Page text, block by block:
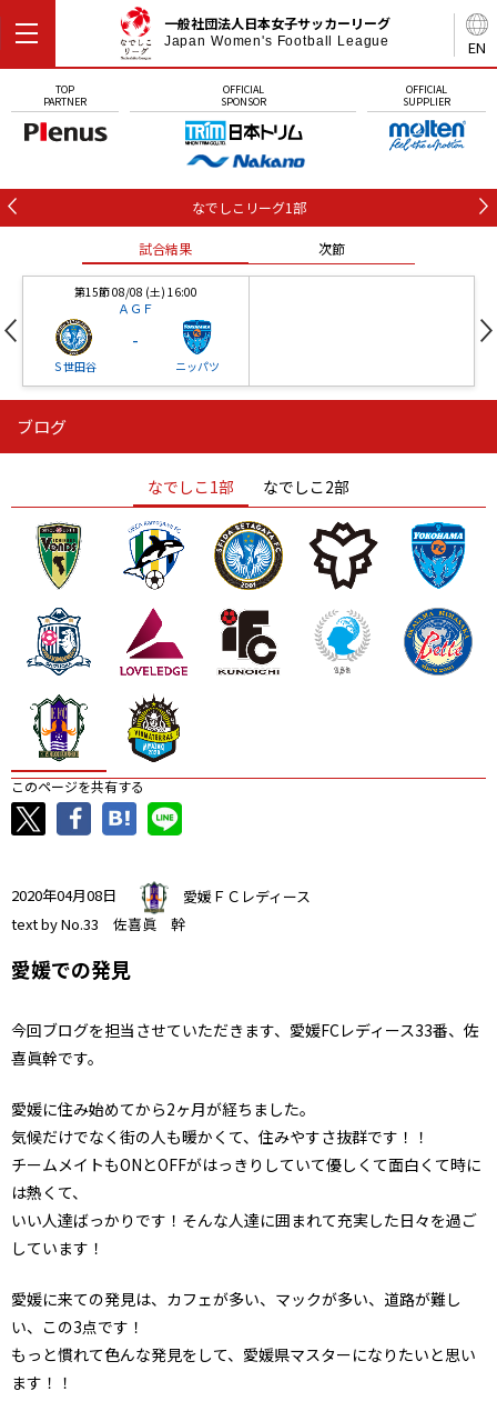
EN
一般社団法人日本女子サッカーリーグ
Japan Women's Football League
TOP
PARTNER
OFFICIAL
SPONSOR
OFFICIAL
SUPPLIER
なでしこリーグ1部
試合結果 次節
第15節 08/08 (土) 16:00
ＡＧＦ
Ｓ世田谷
-
ニッパツ
ニッパツ
ニッパツ 名古屋
石人の星
静岡 愛媛Ｌ
ブログ
なでしこ1部 なでしこ2部
このページを共有する
2020年04月08日
愛媛ＦＣレディース
text by No.33 佐喜眞 幹
愛媛での発見
今回ブログを担当させていただきます、愛媛FCレディース33番、佐
喜眞幹です。
愛媛に住み始めてから2ヶ月が経ちました。
気候だけでなく街の人も暖かくて、住みやすさ抜群です！！
チームメイトもONとOFFがはっきりしていて優しくて面白くて時に
は熱くて、
いい人達ばっかりです！そんな人達に囲まれて充実した日々を過ご
しています！
愛媛に来ての発見は、カフェが多い、マックが多い、道路が難し
い、この3点です！
もっと慣れて色んな発見をして、愛媛県マスターになりたいと思い
ます！！